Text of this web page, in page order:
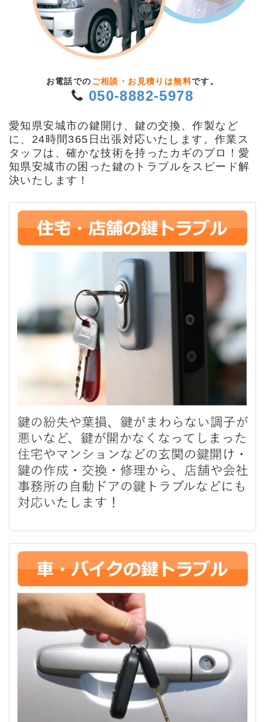
お電話での ご相談・お見積りは無料です。
050-8882-5978
愛知県安城市の鍵開け、鍵の交換、作製など
に、24時間365日出張対応いたします。作業ス
タッフは、確かな技術を持ったカギのプロ！愛
知県安城市の困った鍵のトラブルをスピード解
決いたします！